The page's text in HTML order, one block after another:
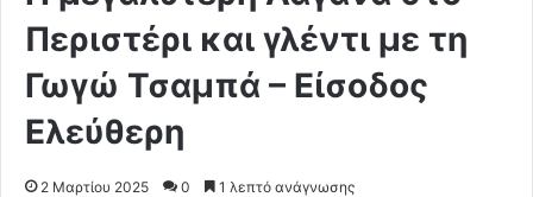
Περιστέρι και γλέντι με τη
Γωγώ Τσαμπά – Είσοδος
Ελεύθερη
2 Μαρτίου 2025 0 1 λεπτό ανάγνωσης